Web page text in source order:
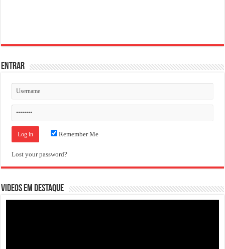
ENTRAR
Remember Me
Lost your password?
VIDEOS EM DESTAQUE